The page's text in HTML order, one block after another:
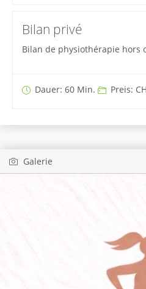
Bilan privé
Bilan de physiothérapie hors
Dauer: 60 Min. Preis:
Galerie